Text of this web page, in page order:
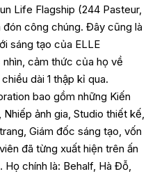
Life Flagship (244 Pasteur,
công chúng. Đây cũng là
sáng tạo của ELLE
cảm thức của họ về
dài 1 thập kỉ qua.
bao gồm những Kiến
ảnh gia, Studio thiết kế,
Giám đốc sáng tạo, vốn
đã từng xuất hiện trên ấn
Họ chính là: Behalf, Hà Đỗ,